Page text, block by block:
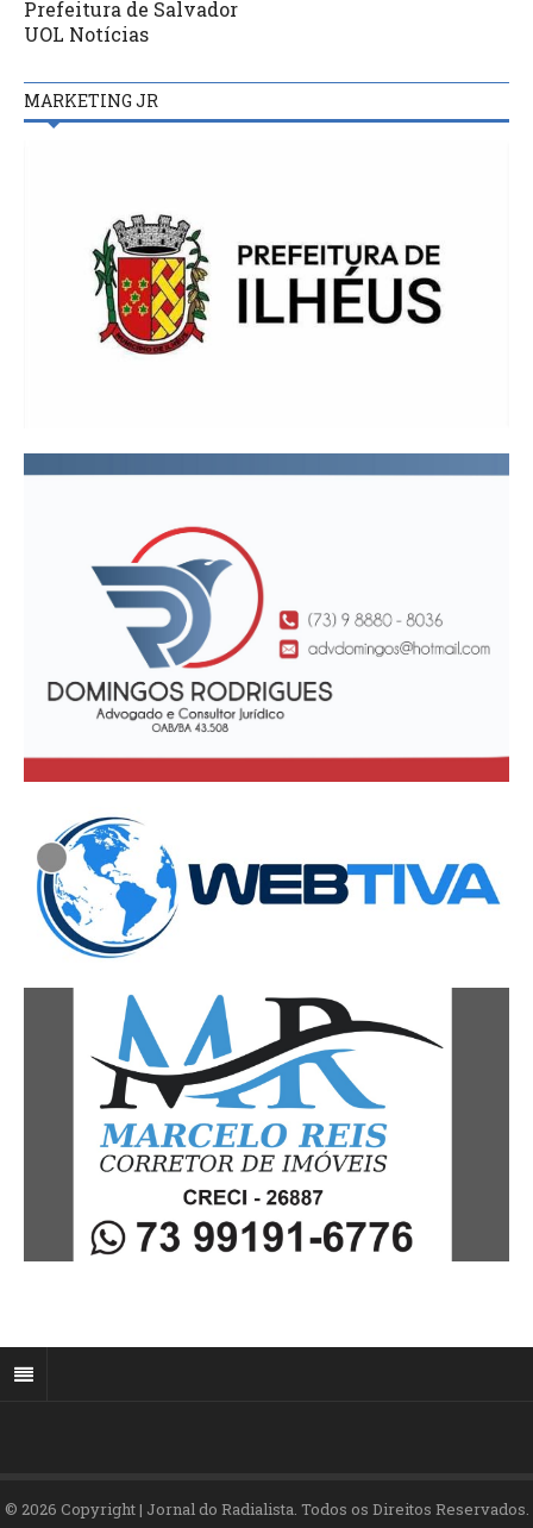
Prefeitura de Salvador
UOL Notícias
MARKETING JR
© 2026 Copyright | Jornal do Radialista. Todos os Direitos Reservados.